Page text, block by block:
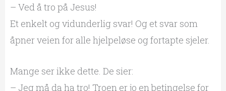
– Ved å tro på Jesus!
Et enkelt og vidunderlig svar! Og et svar som
åpner veien for alle hjelpeløse og fortapte sjeler.
Mange ser ikke dette. De sier:
– Jeg må da ha tro! Troen er jo en betingelse for